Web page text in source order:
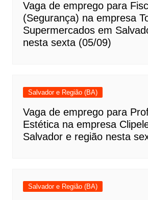
Vaga de emprego para
(Segurança) na empresa
Supermercados em
nesta sexta (05/09)
Salvador e Região (BA)
Vaga de emprego para
Estética na empresa
Salvador e região nesta
Salvador e Região (BA)